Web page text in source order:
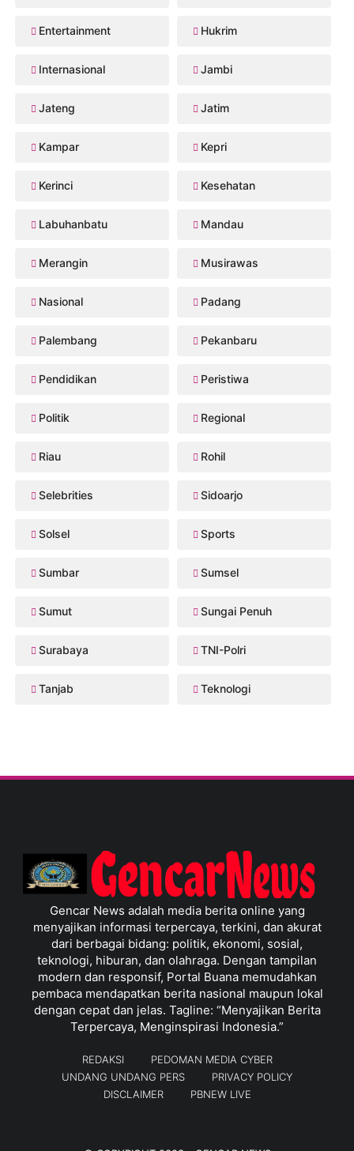
Entertainment Hukrim
Internasional Jambi
Jateng Jatim
Kampar Kepri
Kerinci Kesehatan
Labuhanbatu Mandau
Merangin Musirawas
Nasional Padang
Palembang Pekanbaru
Pendidikan Peristiwa
Politik Regional
Riau Rohil
Selebrities Sidoarjo
Solsel Sports
Sumbar Sumsel
Sumut Sungai Penuh
Surabaya TNI-Polri
Tanjab Teknologi
Gencar News adalah media berita online yang
menyajikan informasi terpercaya, terkini, dan akurat
dari berbagai bidang: politik, ekonomi, sosial,
teknologi, hiburan, dan olahraga. Dengan tampilan
modern dan responsif, Portal Buana memudahkan
pembaca mendapatkan berita nasional maupun lokal
dengan cepat dan jelas. Tagline: “Menyajikan Berita
Terpercaya, Menginspirasi Indonesia.”
REDAKSI
PEDOMAN MEDIA CYBER
UNDANG UNDANG PERS
PRIVACY POLICY
DISCLAIMER
PBNEW LIVE